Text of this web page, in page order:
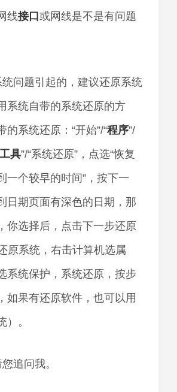
线接口 或网线是不是有问题
问题引起的，建议还原系统
系统自带的系统还原的方
的系统还原：“开始”/“程序”/
工具”/“系统还原”，点选“恢复
一个较早的时间”，按下一
日期页面有深色的日期，那
你选择后，点击下一步还原
原系统，右击计算机选属
系统保护，系统还原，按步
如果有还原软件，也可以用
）。
追问我。